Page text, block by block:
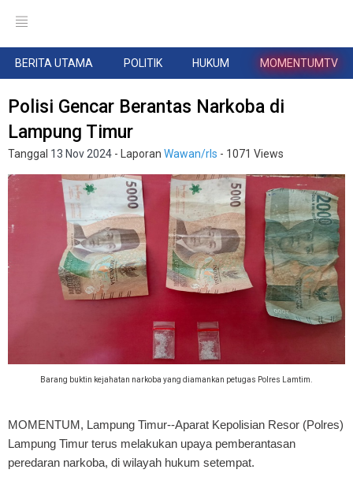
BERITA UTAMA POLITIK HUKUM MOMENTUMTV
Polisi Gencar Berantas Narkoba di
Lampung Timur
Tanggal 13 Nov 2024 - Laporan Wawan/rls - 1071 Views
Barang buktin kejahatan narkoba yang diamankan petugas Polres Lamtim.
MOMENTUM, Lampung Timur--Aparat Kepolisian Resor (Polres)
Lampung Timur terus melakukan upaya pemberantasan
peredaran narkoba, di wilayah hukum setempat.